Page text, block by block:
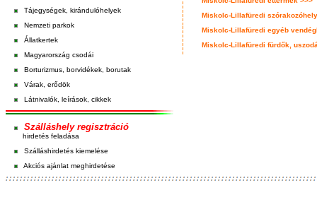
Tájegységek, kirándulóhelyek
Nemzeti parkok
Állatkertek
Magyarország csodái
Borturizmus, borvidékek, borutak
Várak, erődök
Látnivalók, leírások, cikkek
Szálláshely regisztráció
hirdetés feladása
Szálláshirdetés kiemelése
Akciós ajánlat meghirdetése
Miskolc-Lillafüredi
Miskolc-Lillafüredi egyéb
Miskolc-Lillafüredi fürdők,